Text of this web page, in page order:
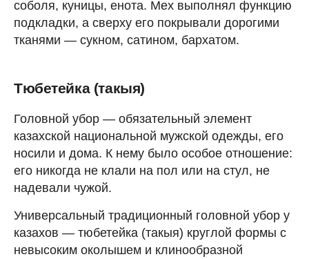
соболя, куницы, енота. Мех выполнял функцию
подкладки, а сверху его покрывали дорогими
тканями — сукном, сатином, бархатом.
Тюбетейка (такыя)
Головной убор — обязательный элемент
казахской национальной мужской одежды, его
носили и дома. К нему было особое отношение:
его никогда не клали на пол или на стул, не
надевали чужой.
Универсальный традиционный головной убор у
казахов — тюбетейка (такыя) круглой формы с
невысоким околышем и клинообразной